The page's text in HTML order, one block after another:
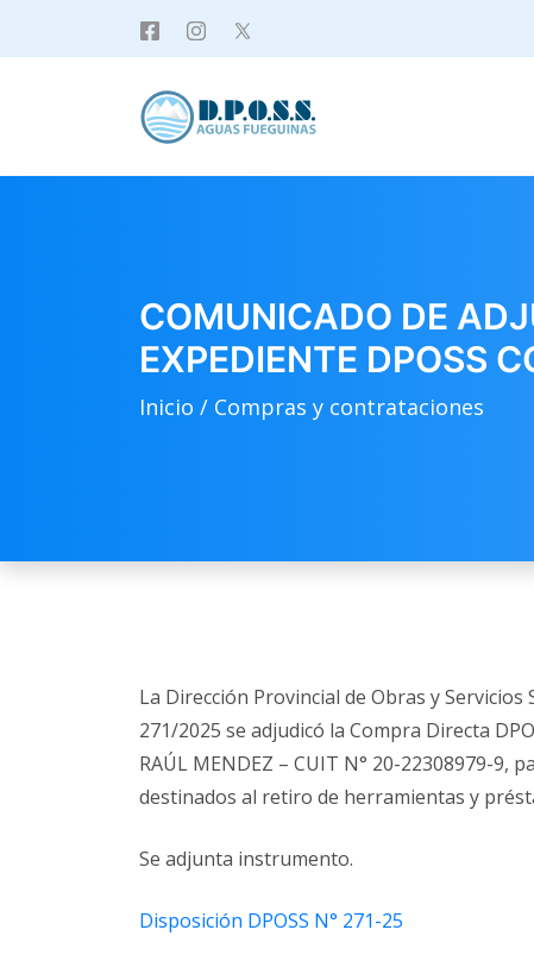
COMUNICADO DE
EXPEDIENTE DPOSS
Inicio / Compras y contrataciones
La Dirección Provincial de Obras y
271/2025 se adjudicó la Compra Directa
RAÚL MENDEZ – CUIT N° 20-22308979-
destinados al retiro de herramientas y
Se adjunta instrumento.
Disposición DPOSS N° 271-25